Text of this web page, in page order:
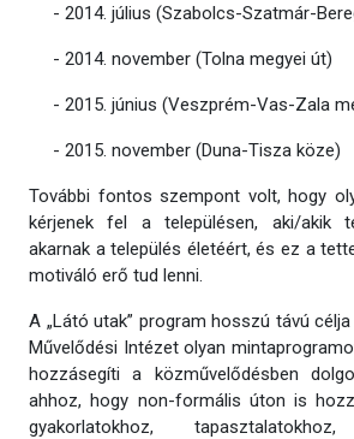
- 2014. július (Szabolcs-Szatmár-
- 2014. november (Tolna megyei út)
- 2015. június (Veszprém-Vas-Zala
- 2015. november (Duna-Tisza köze)
További fontos szempont volt, hogy
kérjenek fel a településen, aki/akik
akarnak a település életéért, és ez a
motiváló erő tud lenni.
A „Látó utak” program hosszú távú
Művelődési Intézet olyan
hozzásegíti a közművelődésben
ahhoz, hogy non-formális úton is
gyakorlatokhoz,